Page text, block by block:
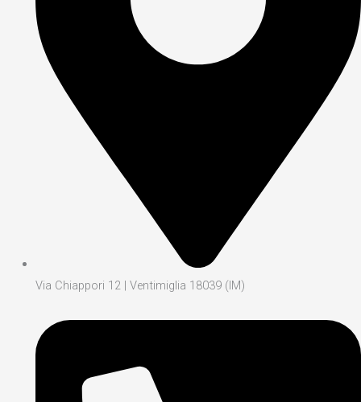
Via Chiappori 12 | Ventimiglia 18039 (IM)